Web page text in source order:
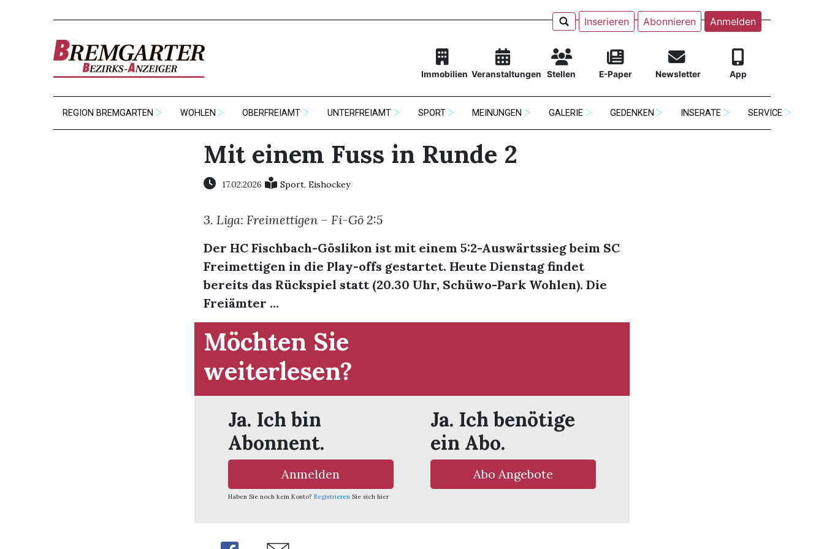
Inserieren Abonnieren Anmelden
Immobilien Veranstaltungen Stellen E-Paper Newsletter App
REGION BREMGARTEN WOHLEN OBERFREIAMT UNTERFREIAMT SPORT MEINUNGEN GALERIE GEDENKEN INSERATE SERVICE
Mit einem Fuss in Runde 2
17.02.2026 Sport, Eishockey
3. Liga: Freimettigen – Fi-Gö 2:5
Der HC Fischbach-Göslikon ist mit einem 5:2-Auswärtssieg beim SC
Freimettigen in die Play-offs gestartet. Heute Dienstag findet
bereits das Rückspiel statt (20.30 Uhr, Schüwo-Park Wohlen). Die
Freiämter ...
Möchten Sie
weiterlesen?
Ja. Ich bin
Abonnent.
Anmelden
Haben Sie noch kein Konto? Registrieren Sie sich hier
Ja. Ich benötige
ein Abo.
Abo Angebote